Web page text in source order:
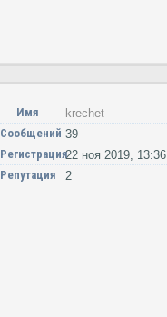
Имя
krechet
Сообщений 39
Регистрация22 ноя 2019, 13:36
Репутация
2